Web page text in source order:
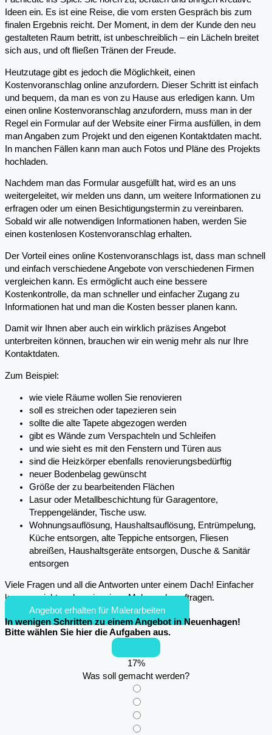
Ideen ein. Es ist eine Reise, die vom ersten Gespräch bis zum
finalen Ergebnis reicht. Der Moment, in dem der Kunde den neu
gestalteten Raum betritt, ist unbeschreiblich – ein Lächeln breitet
sich aus, und oft fließen Tränen der Freude.
Heutzutage gibt es jedoch die Möglichkeit, einen
Kostenvoranschlag online anzufordern. Dieser Schritt ist einfach
und bequem, da man es von zu Hause aus erledigen kann. Um
einen online Kostenvoranschlag anzufordern, muss man in der
Regel ein Formular auf der Website einer Firma ausfüllen, in dem
man Angaben zum Projekt und den eigenen Kontaktdaten macht.
In manchen Fällen kann man auch Fotos und Pläne des Projekts
hochladen.
Nachdem man das Formular ausgefüllt hat, wird es an uns
weitergeleitet, wir melden uns dann, um weitere Informationen zu
erfragen oder um einen Besichtigungstermin zu vereinbaren.
Sobald wir alle notwendigen Informationen haben, werden Sie
einen kostenlosen Kostenvoranschlag erhalten.
Der Vorteil eines online Kostenvoranschlags ist, dass man schnell
und einfach verschiedene Angebote von verschiedenen Firmen
vergleichen kann. Es ermöglicht auch eine bessere
Kostenkontrolle, da man schneller und einfacher Zugang zu
Informationen hat und man die Kosten besser planen kann.
Damit wir Ihnen aber auch ein wirklich präzises Angebot
unterbreiten können, brauchen wir ein wenig mehr als nur Ihre
Kontaktdaten.
Zum Beispiel:
wie viele Räume wollen Sie renovieren
soll es streichen oder tapezieren sein
sollte die alte Tapete abgezogen werden
gibt es Wände zum Verspachteln und Schleifen
und wie sieht es mit den Fenstern und Türen aus
sind die Heizkörper ebenfalls renovierungsbedürftig
neuer Bodenbelag gewünscht
Größe der zu bearbeitenden Flächen
Lasur oder Metallbeschichtung für Garagentore,
Treppengeländer, Tische usw.
Wohnungsauflösung, Haushaltsauflösung, Entrümpelung,
Küche entsorgen, alte Teppiche entsorgen, Fliesen
abreißen, Haushaltsgeräte entsorgen, Dusche & Sanitär
entsorgen
Viele Fragen und all die Antworten unter einem Dach! Einfacher
kann es nicht mehr sein, einen Maler zu beauftragen.
Angebot erhalten für Malerarbeiten
In wenigen Schritten zu einem Angebot in Neuenhagen!
Bitte wählen Sie hier die Aufgaben aus.
17%
Was soll gemacht werden?